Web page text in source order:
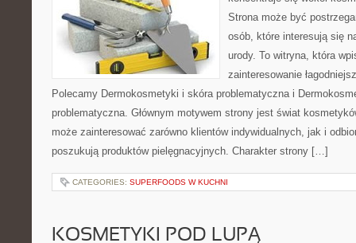
Strona może być
osób, które interesują się
urody. To witryna, która
zainteresowanie
Polecamy Dermokosmetyki i skóra problematyczna i
problematyczna. Głównym motywem strony jest świat
może zainteresować zarówno klientów indywidualnych, jak i
poszukują produktów pielęgnacyjnych. Charakter strony […]
CATEGORIES: SUPERFOODS W KUCHNI
KOSMETYKI POD LUPĄ